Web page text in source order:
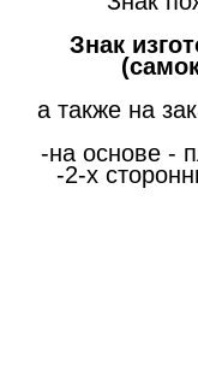
Знак
а также на
-на основе -
-2-х